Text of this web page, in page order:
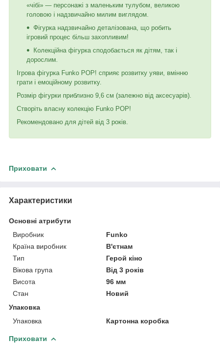
«чібі» — персонажі з маленьким тулубом, великою
головою і надзвичайно милим виглядом.
Фігурка надзвичайно деталізована, що робить
ігровий процес більш захопливим!
Колекційна фігурка сподобається як дітям, так і
дорослим.
Ігрова фігурка Funko POP! сприяє розвитку уяви, вмінню
грати і емоційному розвитку.
Розмір фігурки приблизно 9,6 см (залежно від аксесуарів).
Створіть власну колекцію Funko POP!
Рекомендовано для дітей від 3 років.
Приховати
Характеристики
Основні атрибути
Виробник
Funko
Країна виробник
В'єтнам
Тип
Герой кіно
Вікова група
Від 3 років
Висота
96 мм
Стан
Новий
Упаковка
Упаковка
Картонна коробка
Приховати